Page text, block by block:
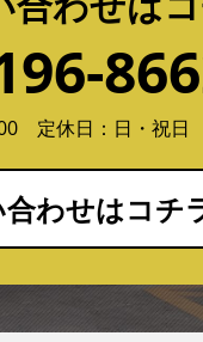
定休日：日・祝日
わせはコチ